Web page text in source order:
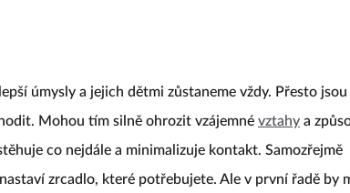
úmysly a jejich dětmi zůstaneme vždy. Přesto jsou
Mohou tím silně ohrozit vzájemné vztahy a
co nejdále a minimalizuje kontakt. Samozřejmě
zrcadlo, které potřebujete. Ale v první řadě by